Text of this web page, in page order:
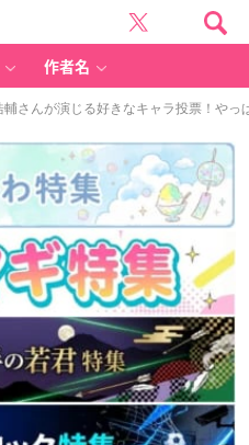
作者名
さんが演じる好きなキャラ投票！や